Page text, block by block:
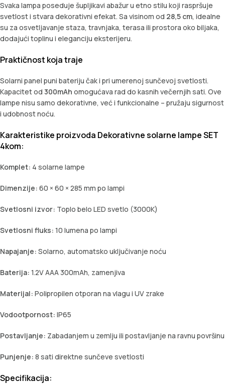
Svaka lampa poseduje šupljikavi abažur u etno stilu koji raspršuje
svetlost i stvara dekorativni efekat. Sa visinom od 28,5 cm, idealne
su za osvetljavanje staza, travnjaka, terasa ili prostora oko biljaka,
dodajući toplinu i eleganciju eksterijeru.
Praktičnost koja traje
Solarni panel puni bateriju čak i pri umerenoj sunčevoj svetlosti.
Kapacitet od 300mAh omogućava rad do kasnih večernjih sati. Ove
lampe nisu samo dekorativne, već i funkcionalne – pružaju sigurnost
i udobnost noću.
Karakteristike proizvoda Dekorativne solarne lampe SET
4kom:
Komplet: 4 solarne lampe
Dimenzije: 60 × 60 × 285 mm po lampi
Svetlosni izvor: Toplo belo LED svetlo (3000K)
Svetlosni fluks: 10 lumena po lampi
Napajanje: Solarno, automatsko uključivanje noću
Baterija: 1.2V AAA 300mAh, zamenjiva
Materijal: Polipropilen otporan na vlagu i UV zrake
Vodootpornost: IP65
Postavljanje: Zabadanjem u zemlju ili postavljanje na ravnu površinu
Punjenje: 8 sati direktne sunčeve svetlosti
Specifikacija: